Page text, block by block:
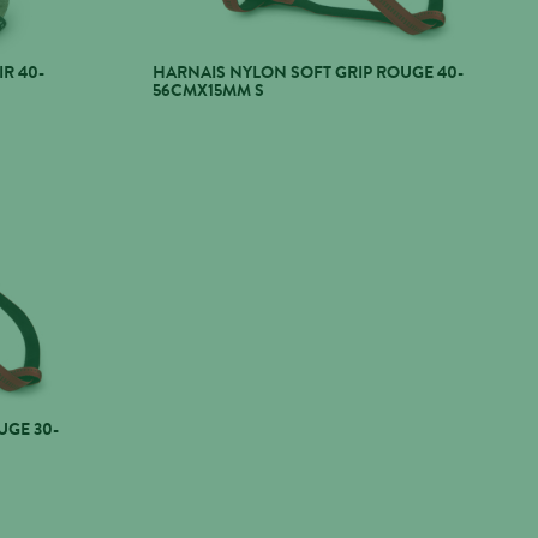
40- HARNAIS NYLON SOFT GRIP ROUGE 40-
56CMX15MM S
30-